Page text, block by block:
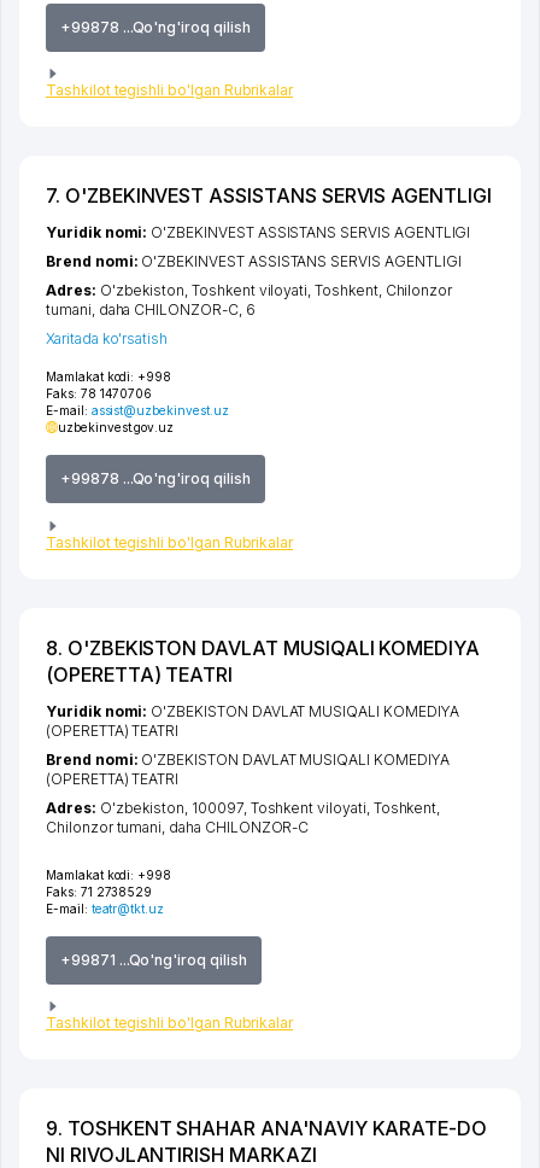
+99878 ...Qo'ng'iroq qilish
Tashkilot tegishli bo'lgan Rubrikalar
7. O'ZBEKINVEST ASSISTANS SERVIS AGENTLIGI
Mamlakat kodi: +998
Faks: 78 1470706
E-mail: assist@uzbekinvest.uz
uzbekinvest.gov.uz
+99878 ...Qo'ng'iroq qilish
Tashkilot tegishli bo'lgan Rubrikalar
Yuridik nomi: O'ZBEKINVEST ASSISTANS SERVIS AGENTLIGI
Brend nomi: O'ZBEKINVEST ASSISTANS SERVIS AGENTLIGI
Adres: O'zbekiston,Toshkent viloyati,Toshkent, Chilonzor
tumani, daha CHILONZOR-C, 6
Xaritada ko'rsatish
8. O'ZBEKISTON DAVLAT MUSIQALI KOMEDIYA
(OPERETTA) TEATRI
Mamlakat kodi: +998
Faks: 71 2738529
E-mail: teatr@tkt.uz
+99871 ...Qo'ng'iroq qilish
Tashkilot tegishli bo'lgan Rubrikalar
Yuridik nomi: O'ZBEKISTON DAVLAT MUSIQALI KOMEDIYA
(OPERETTA) TEATRI
Brend nomi: O'ZBEKISTON DAVLAT MUSIQALI KOMEDIYA
(OPERETTA) TEATRI
Adres: O'zbekiston, 100097, Toshkent viloyati Toshkent
Chilonzor tumani daha CHILONZOR-C
9. TOSHKENT SHAHAR ANA'NAVIY KARATE-DO
NI RIVOJLANTIRISH MARKAZI